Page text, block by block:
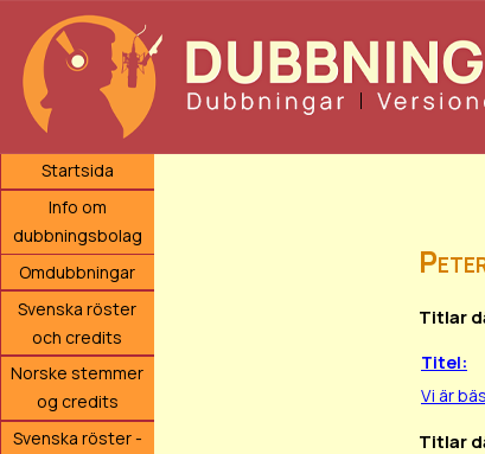
Startsida
Info om
dubbningsbolag
Omdubbningar
Svenska röster
och credits
Norske stemmer
og credits
Svenska röster -
Titlar
Titel:
Vi är
Titlar